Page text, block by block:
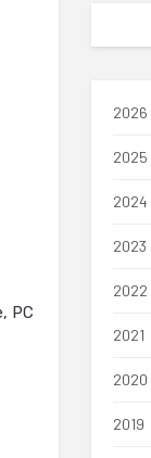
PC
2026
2025
2024
2023
2022
2021
2020
2019